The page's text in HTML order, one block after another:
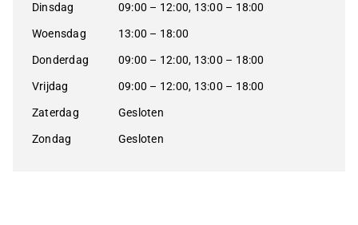
Dinsdag 09:00 – 12:00, 13:00 – 18:00
Woensdag 13:00 – 18:00
Donderdag 09:00 – 12:00, 13:00 – 18:00
Vrijdag 09:00 – 12:00, 13:00 – 18:00
Zaterdag Gesloten
Zondag Gesloten